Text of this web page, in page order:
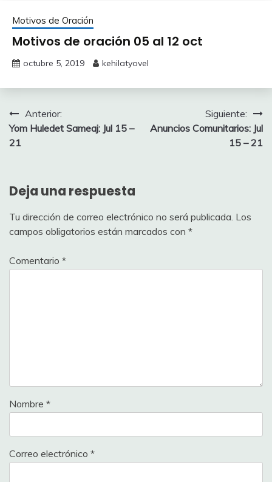
Motivos de Oración
Motivos de oración 05 al 12 oct
octubre 5, 2019 kehilatyovel
Navegación
de
Anterior:
Yom Huledet Sameaj: Jul 15 –
21
Siguiente:
Anuncios Comunitarios: Jul
15 – 21
Deja una respuesta
Tu dirección de correo electrónico no será publicada. Los
campos obligatorios están marcados con *
Comentario *
Nombre *
Correo electrónico *